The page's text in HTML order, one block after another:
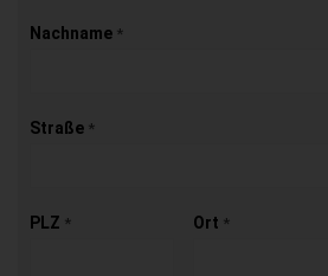
Nachname *
Straße *
PLZ * Ort *